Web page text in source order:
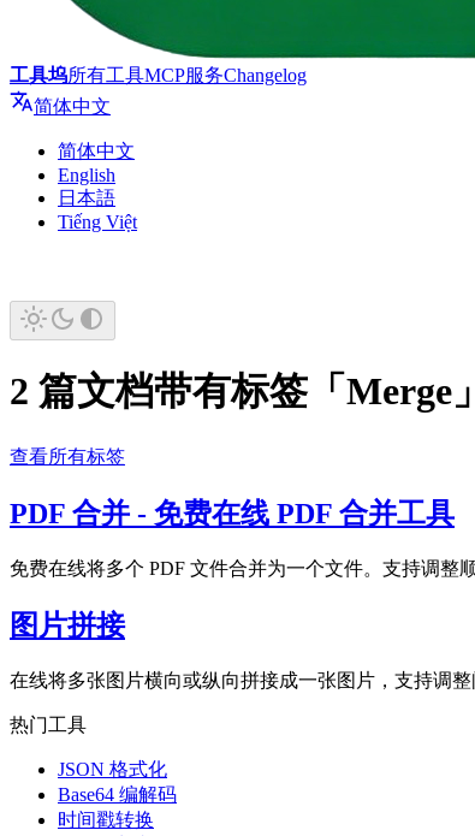
工具坞所有工具MCP服务Changelog
简体中文
简体中文
English
日本語
Tiếng Việt
2 篇文档带有标签「Merge」
查看所有标签
PDF 合并 - 免费在线 PDF 合并工具
免费在线将多个 PDF 文件合并为一个文件。支持调整
图片拼接
在线将多张图片横向或纵向拼接成一张图片，支持调
热门工具
JSON 格式化
Base64 编解码
时间戳转换